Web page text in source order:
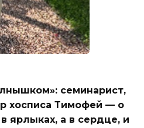
семинарист,
хосписа Тимофей — о
ярлыках, а в сердце, и